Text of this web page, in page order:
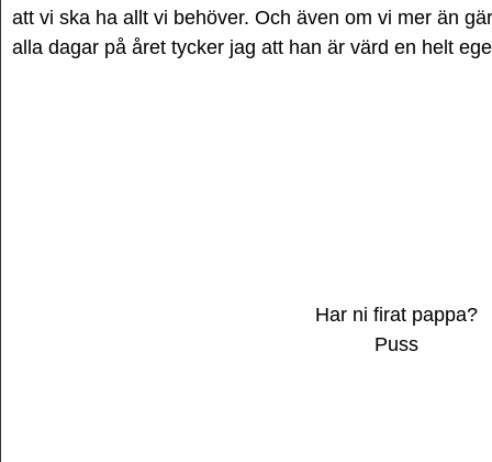
att vi ska ha allt vi behöver. Och även om vi mer än
alla dagar på året tycker jag att han är värd en helt
Har ni firat pappa?
Puss